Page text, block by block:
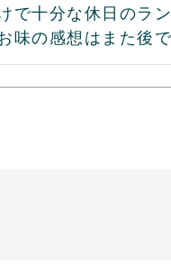
で十分な休日のラ
の感想はまた後で